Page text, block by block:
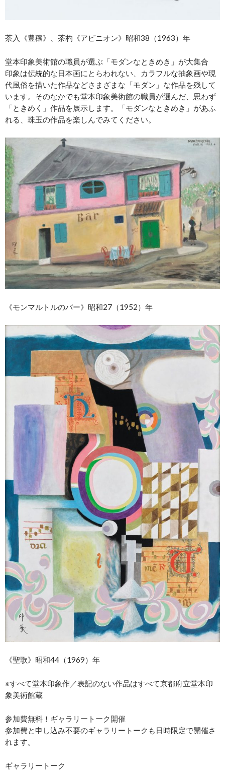
茶入《豊穣》、茶杓《アビニオン》昭和38（1963）年
堂本印象美術館の職員が選ぶ「モダンなときめき」が大集合
印象は伝統的な日本画にとらわれない、カラフルな抽象画や現
代風俗を描いた作品などさまざまな「モダン」な作品を残して
います。そのなかでも堂本印象美術館の職員が選んだ、思わず
「ときめく」作品を展示します。「モダンなときめき」があふ
れる、珠玉の作品を楽しんでみてください。
《モンマルトルのバー》昭和27（1952）年
《聖歌》昭和44（1969）年
※すべて堂本印象作／表記のない作品はすべて京都府立堂本印
象美術館蔵
参加費無料！ギャラリートーク開催
参加費と申し込み不要のギャラリートークも日時限定で開催さ
れます。
ギャラリートーク